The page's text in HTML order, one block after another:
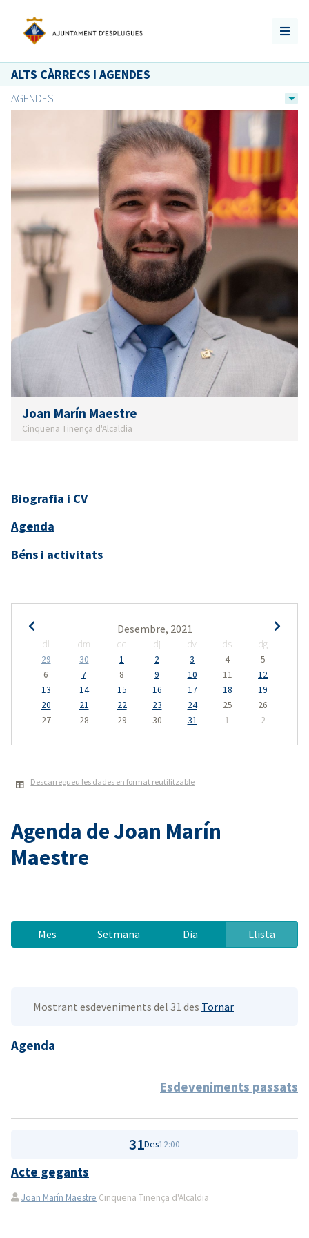
ALTS CÀRRECS I AGENDES
AGENDES
Joan Marín Maestre
Cinquena Tinença d'Alcaldia
Biografia i CV
Agenda
Béns i activitats
Desembre, 2021
dl dm dc dj dv ds
dg
29
30 1 2 3 4
5
6
7 8 9 10 11
12
13
14 15 16 17 18
19
20
21 22 23 24 25
26
27
28 29 30 31 1 2
Descarregueu les dades en format reutilitzable
Agenda de Joan Marín
Maestre
Mes Setmana Dia Llista
Mostrant esdeveniments del 31 des Tornar
Agenda
Esdeveniments passats
31Des12:00
Acte gegants
Joan Marín Maestre Cinquena Tinença d'Alcaldia